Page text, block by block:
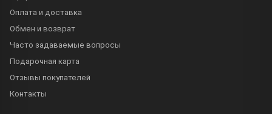
Оплата и доставка
Обмен и возврат
Часто задаваемые вопросы
Подарочная карта
Отзывы покупателей
Контакты